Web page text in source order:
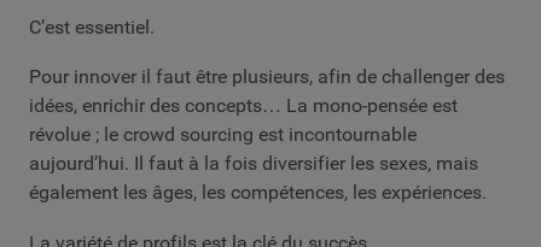
C’est essentiel.
Pour innover il faut être plusieurs, afin de challenger des
idées, enrichir des concepts… La mono-pensée est
révolue ; le crowd sourcing est incontournable
aujourd’hui. Il faut à la fois diversifier les sexes, mais
également les âges, les compétences, les expériences.